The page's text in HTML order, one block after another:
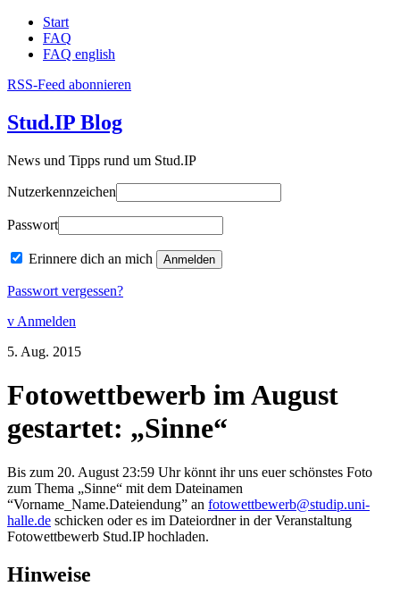
Start
FAQ
FAQ english
RSS-Feed abonnieren
Stud.IP Blog
News und Tipps rund um Stud.IP
Nutzerkennzeichen
Passwort
Erinnere dich an mich
Passwort vergessen?
v Anmelden
5. Aug. 2015
Fotowettbewerb im August
gestartet: „Sinne“
Bis zum 20. August 23:59 Uhr könnt ihr uns euer schönstes Foto
zum Thema „Sinne“ mit dem Dateinamen
“Vorname_Name.Dateiendung” an fotowettbewerb@studip.uni-
halle.de schicken oder es im Dateiordner in der Veranstaltung
Fotowettbewerb Stud.IP hochladen.
Hinweise